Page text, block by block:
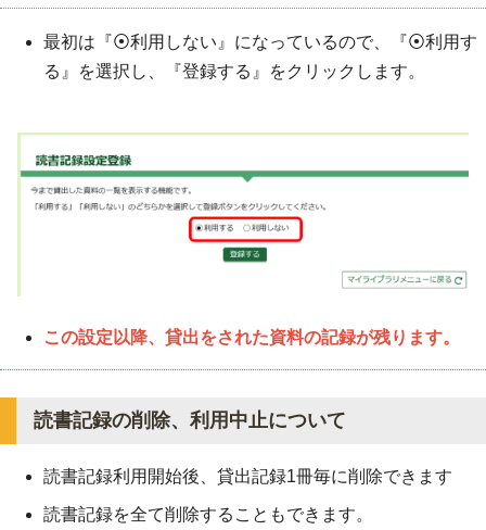
最初は『⦿利用しない』になっているので、『⦿利用す
る』を選択し、『登録する』をクリックします。
この設定以降、貸出をされた資料の記録が残ります。
読書記録の削除、利用中止について
読書記録利用開始後、貸出記録1冊毎に削除できます
読書記録を全て削除することもできます。